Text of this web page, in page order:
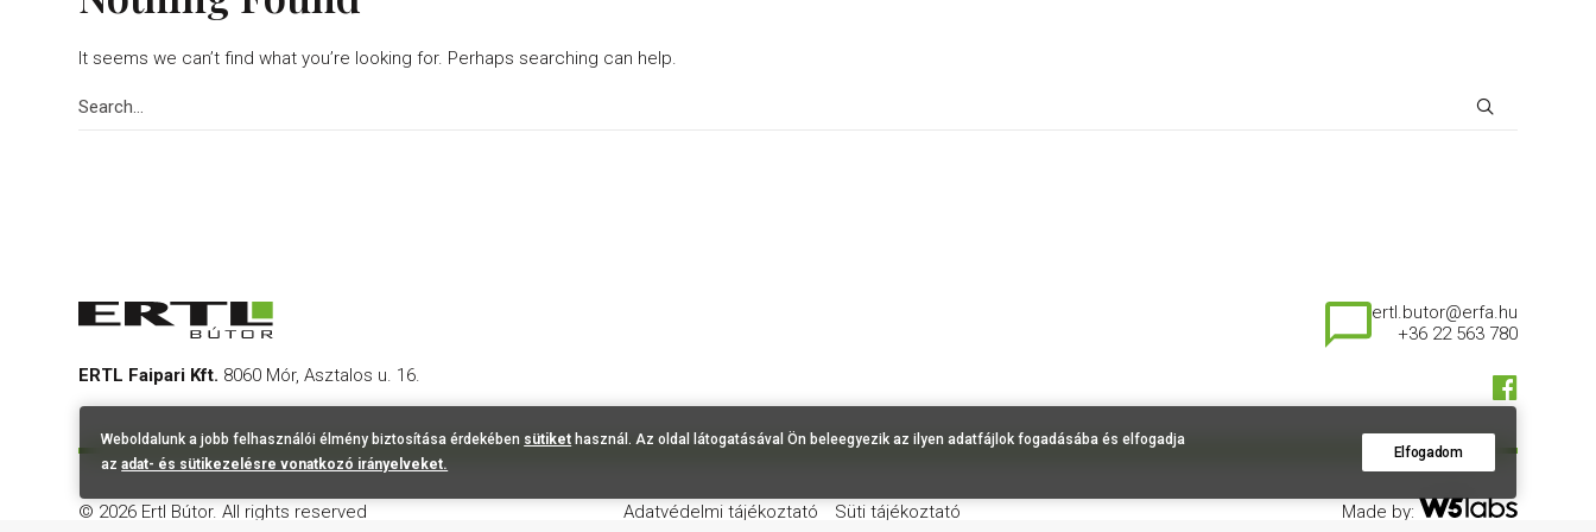
It seems we can’t find what you’re looking for. Perhaps searching can help.
ERTL Faipari Kft. 8060 Mór, Asztalos u. 16.
ertl.butor@erfa.hu
+36 22 563 780
© 2026 Ertl Bútor. All rights reserved Adatvédelmi tájékoztató Süti tájékoztató Made by:
Weboldalunk a jobb felhasználói élmény biztosítása érdekében sütiket használ. Az oldal látogatásával Ön beleegyezik az ilyen adatfájlok fogadásába és elfogadja
azadat- és sütikezelésre vonatkozó irányelveket.
Elfogadom